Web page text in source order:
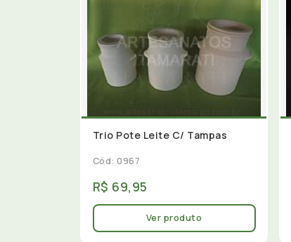
Trio Pote Leite C/ Tampas
Cód: 0967
R$ 69,95
Ver produto